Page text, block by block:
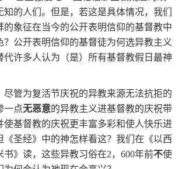
的人们。但是，若这是具体情况，我们
的象征在当今的公开表明信仰的基督教中
？公开表明信仰的基督徒为何选异教主义
代许多人认为（是）所有基督教假日最神
尽管为复活节庆祝的异教来源无法抗拒的
一点无恶意的异教主义进基督教的庆祝带
使基督教的庆祝更丰富多彩和使人快乐进
《圣经》中的神怎样看这？我们在《以西
书》读，这些异教习俗在2， 600年前不使